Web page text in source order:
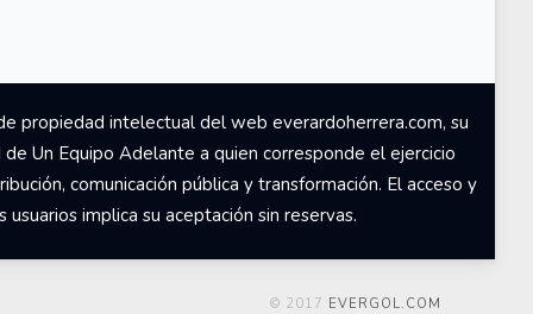
propiedad intelectual del web everardoherrera.com, su
Un Equipo Adelante a quien corresponde el ejercicio
comunicación pública y transformación. El acceso y
implica su aceptación sin reservas.
© 2017 EVERGOL.COM